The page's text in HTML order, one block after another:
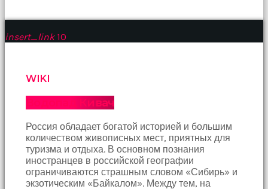
kızların
boşalarak
porno
yakın
arkadaş
birbirlerine
teşekkür
ederek
bunu
insert_link 10
WIKI
Водопад Кивач
Россия обладает богатой историей и большим
количеством живописных мест, приятных для
туризма и отдыха. В основном познания
иностранцев в российской географии
ограничиваются страшным словом «Сибирь» и
экзотическим «Байкалом». Между тем, на